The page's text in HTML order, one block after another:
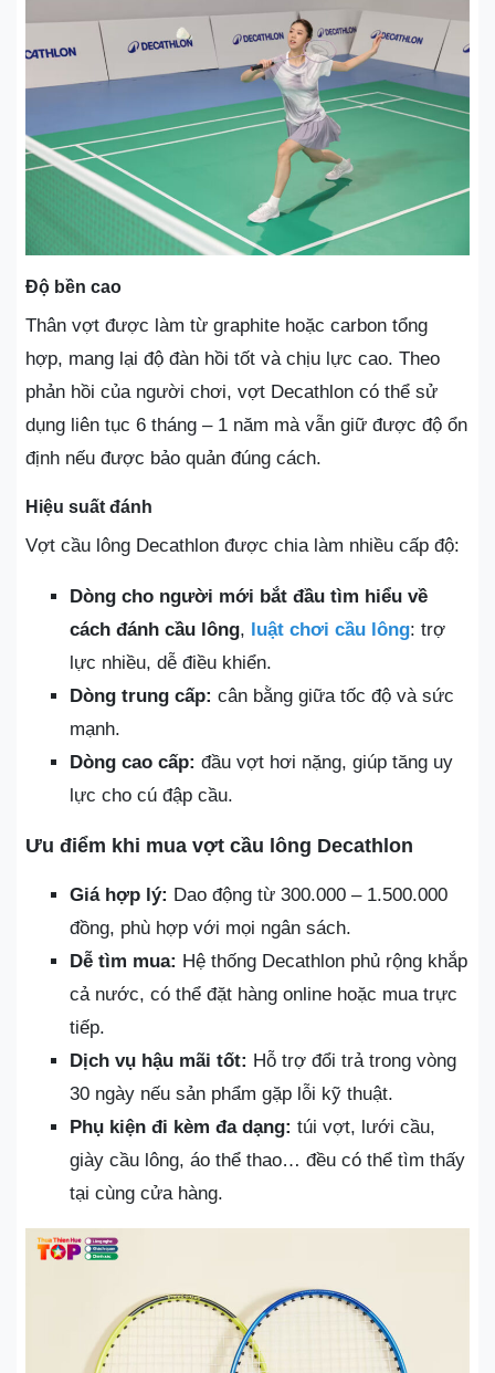
Độ bền cao
Thân vợt được làm từ graphite hoặc carbon tổng
hợp, mang lại độ đàn hồi tốt và chịu lực cao. Theo
phản hồi của người chơi, vợt Decathlon có thể sử
dụng liên tục 6 tháng – 1 năm mà vẫn giữ được độ ổn
định nếu được bảo quản đúng cách.
Hiệu suất đánh
Vợt cầu lông Decathlon được chia làm nhiều cấp độ:
Dòng cho người mới bắt đầu tìm hiểu về
cách đánh cầu lông, luật chơi cầu lông: trợ
lực nhiều, dễ điều khiển.
Dòng trung cấp: cân bằng giữa tốc độ và sức
mạnh.
Dòng cao cấp: đầu vợt hơi nặng, giúp tăng uy
lực cho cú đập cầu.
Ưu điểm khi mua vợt cầu lông Decathlon
Giá hợp lý: Dao động từ 300.000 – 1.500.000
đồng, phù hợp với mọi ngân sách.
Dễ tìm mua: Hệ thống Decathlon phủ rộng khắp
cả nước, có thể đặt hàng online hoặc mua trực
tiếp.
Dịch vụ hậu mãi tốt: Hỗ trợ đổi trả trong vòng
30 ngày nếu sản phẩm gặp lỗi kỹ thuật.
Phụ kiện đi kèm đa dạng: túi vợt, lưới cầu,
giày cầu lông, áo thể thao… đều có thể tìm thấy
tại cùng cửa hàng.